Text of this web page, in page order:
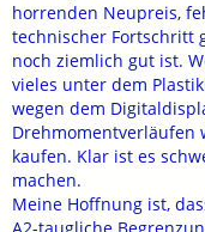
horrenden Neupreis,
technischer Fortschritt
noch ziemlich gut ist.
vieles unter dem
wegen dem
Drehmomentverläufen
kaufen. Klar ist es
machen.
Meine Hoffnung ist,